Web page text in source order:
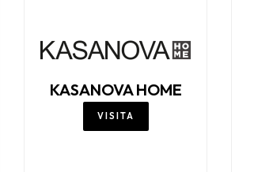
KASANOVA HOME
VISITA